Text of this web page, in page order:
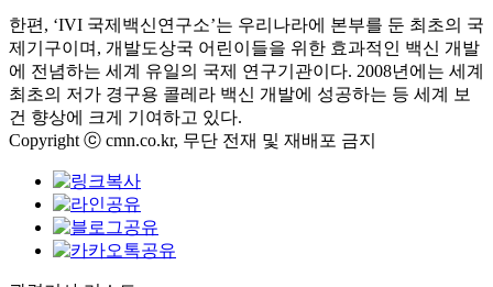
한편 , ‘IVI 국제백신연구소’는 우리나라에 본부를 둔 최초의 국
제기구이며 , 개발도상국 어린이들을 위한 효과적인 백신 개발
에 전념하는 세계 유일의 국제 연구기관이다. 2008년에는 세계
최초의 저가 경구용 콜레라 백신 개발에 성공하는 등 세계 보
건 향상에 크게 기여하고 있다.
Copyright ⓒ cmn.co.kr, 무단 전재 및 재배포 금지